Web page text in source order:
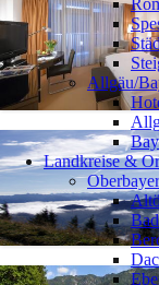
Allgäu/
Landkreise &